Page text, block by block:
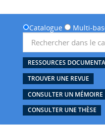
Catalogue Multi-
RESSOURCES
TROUVER UNE REVUE
CONSULTER UN MÉMOIRE
CONSULTER UNE THÈSE